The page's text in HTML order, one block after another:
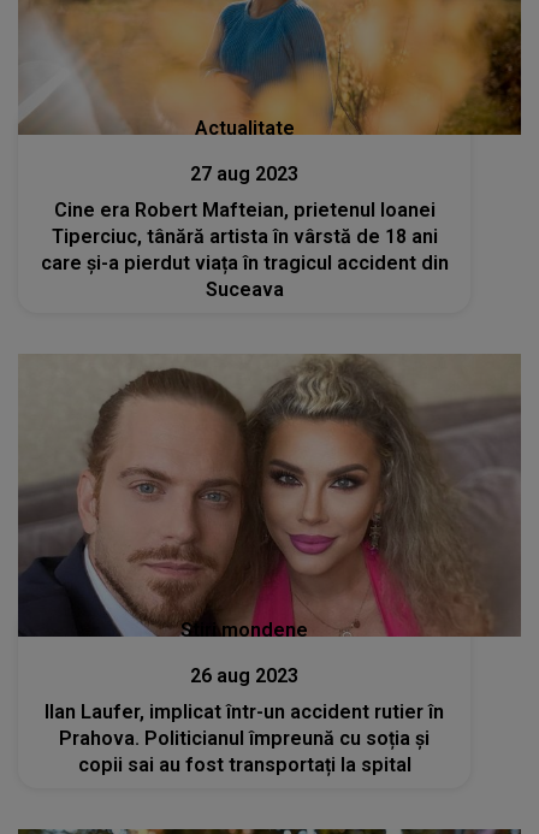
Actualitate
27 aug 2023
Cine era Robert Mafteian, prietenul Ioanei
Tiperciuc, tânără artista în vârstă de 18 ani
care și-a pierdut viața în tragicul accident din
Suceava
Stiri mondene
26 aug 2023
Ilan Laufer, implicat într-un accident rutier în
Prahova. Politicianul împreună cu soția și
copii sai au fost transportați la spital